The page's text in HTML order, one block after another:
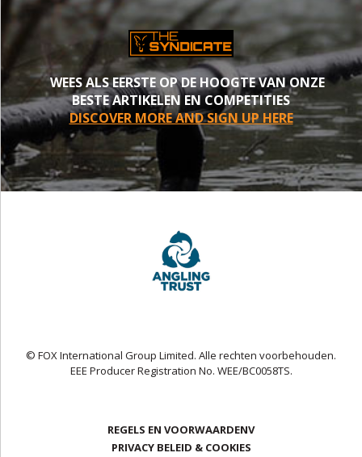
WEES ALS EERSTE OP DE HOOGTE VAN ONZE
BESTE ARTIKELEN EN COMPETITIES
DISCOVER MORE AND SIGN UP HERE
© FOX International Group Limited. Alle rechten voorbehouden.
EEE Producer Registration No. WEE/BC0058TS.
REGELS EN VOORWAARDENV
PRIVACY BELEID & COOKIES